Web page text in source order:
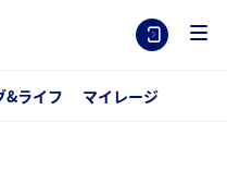
&ライフ マイレージ